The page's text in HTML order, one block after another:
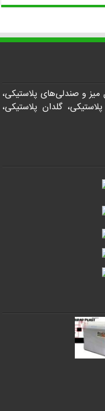
و صندلی‌های پلاستیکی،
گلدان پلاستیکی،